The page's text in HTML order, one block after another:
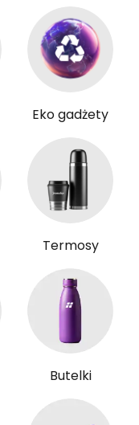
Eko gadżety
Termosy
Butelki